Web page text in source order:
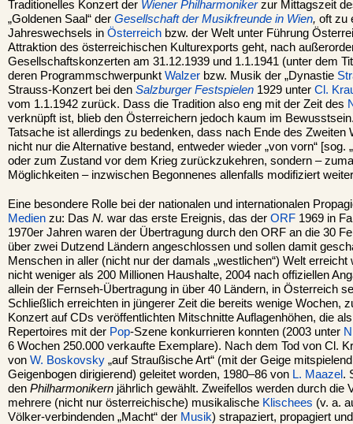
Traditionelles Konzert der Wiener Philharmonikerzur Mittagszeit
„Goldenen Saal“ der Gesellschaft der Musikfreunde in Wien, oft zu
Jahreswechsels in Österreich bzw. der Welt unter Führung
Attraktion des österreichischen Kulturexports geht, nach
Gesellschaftskonzerten am 31.12.1939 und 1.1.1941 (unter dem
deren Programmschwerpunkt Walzer bzw. Musik der „Dynastie
Strauss-Konzert bei den Salzburger Festspielen 1929 unter Cl.
vom 1.1.1942 zurück. Dass die Tradition also eng mit der Zeit des
verknüpft ist, blieb den Österreichern jedoch kaum im
Tatsache ist allerdings zu bedenken, dass nach Ende des Zweiten
nicht nur die Alternative bestand, entweder wieder „von vorn“ [sog.
oder zum Zustand vor dem Krieg zurückzukehren, sondern –
Möglichkeiten – inzwischen Begonnenes allenfalls modifiziert
Eine besondere Rolle bei der nationalen und internationalen
Medien zu: Das N. war das erste Ereignis, das der ORF 1969 in
1970er Jahren waren der Übertragung durch den ORF an die 30
über zwei Dutzend Ländern angeschlossen und sollen damit
Menschen in aller (nicht nur der damals „westlichen“) Welt
nicht weniger als 200 Millionen Haushalte, 2004 nach offiziellen
allein der Fernseh-Übertragung in über 40 Ländern, in Österreich
Schließlich erreichten in jüngerer Zeit die bereits wenige Wochen,
Konzert auf CDs veröffentlichten Mitschnitte Auflagenhöhen, die
Repertoires mit der Pop-Szene konkurrieren konnten (2003 unter
6 Wochen 250.000 verkaufte Exemplare). Nach dem Tod von Cl.
von W. Boskovsky „auf Straußische Art“ (mit der Geige
Geigenbogen dirigierend) geleitet worden, 1980–86 von L. Maazel .
den Philharmonikern jährlich gewählt. Zweifellos werden durch die
mehrere (nicht nur österreichische) musikalische Klischees (v. a.
Völker-verbindenden „Macht“ der Musik) strapaziert, propagiert